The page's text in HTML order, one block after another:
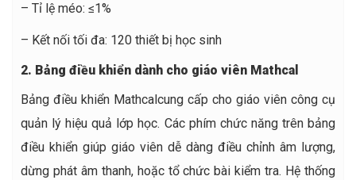
– Tỉ lệ méo: ≤1%
– Kết nối tối đa: 120 thiết bị học sinh
2. Bảng điều khiển dành cho giáo viên Mathcal
Bảng điều khiển Mathcalcung cấp cho giáo viên công cụ
quản lý hiệu quả lớp học. Các phím chức năng trên bảng
điều khiển giúp giáo viên dễ dàng điều chỉnh âm lượng,
dừng phát âm thanh, hoặc tổ chức bài kiểm tra. Hệ thống